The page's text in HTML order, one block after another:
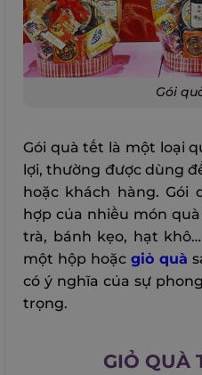
Gói
Gói quà tết là một loại
lợi, thường được dùng
hoặc khách hàng.
hợp của nhiều món
trà, bánh kẹo, hạt
một hộp hoặc giỏ quà
có ý nghĩa của sự
trọng.
GIỎ QUÀ